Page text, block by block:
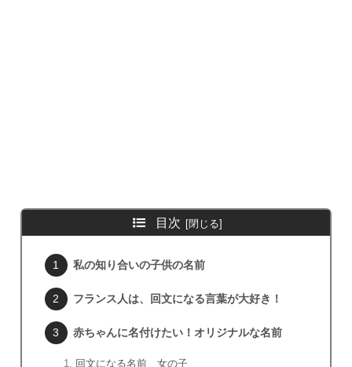
目次
私の知り合いの子供の名前
フランス人は、回文になる言葉が大好き！
赤ちゃんに名付けたい！オリジナルな名前
回文になる名前 女の子